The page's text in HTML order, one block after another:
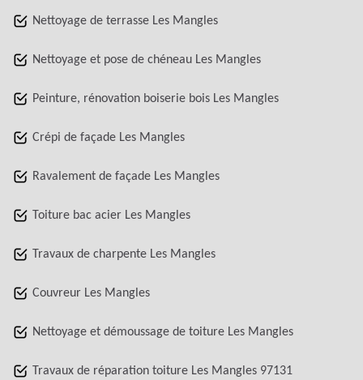
Nettoyage de terrasse Les Mangles
Nettoyage et pose de chéneau Les Mangles
Peinture, rénovation boiserie bois Les Mangles
Crépi de façade Les Mangles
Ravalement de façade Les Mangles
Toiture bac acier Les Mangles
Travaux de charpente Les Mangles
Couvreur Les Mangles
Nettoyage et démoussage de toiture Les Mangles
Travaux de réparation toiture Les Mangles 97131